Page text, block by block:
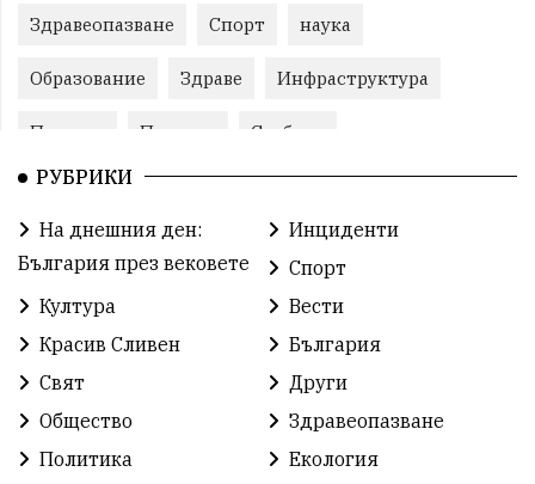
Здравеопазване Спорт наука
Образование Здраве Инфраструктура
Пеевски Протест Свобода
ИвелинМихайлов
Празник ГражданскоОбщество
РадостинВасилев ЛекаАтлетика
ХристоИлиев БългарскоЗемеделие
БългарскиСпорт
ОбщественИнтерес земеделие
РУБРИКИ
На днешния ден:
България през вековете
Инциденти
Спорт
Култура
Вести
Красив Сливен
България
Свят
Други
Общество
Здравеопазване
Политика
Екология